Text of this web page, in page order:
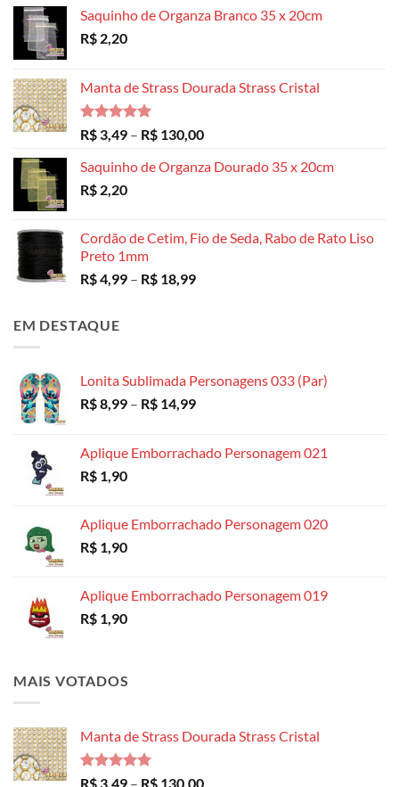
Saquinho de Organza Branco 35 x 20cm
R$ 2,20
Manta de Strass Dourada Strass Cristal
Avaliação
5.00
de 5
R$ 3,49 – R$ 130,00Faixa
preço:
Saquinho de Organza Dourado 35 x 20cm
R$ 2,20
Cordão de Cetim, Fio de Seda, Rabo de Rato Liso
Preto 1mm
R$4,99 – R$ 18,99Faixa
EM DESTAQUE
Lonita Sublimada Personagens 033 (Par)
R$8,99 – R$ 14,99Faixa
R$ 8,99
Aplique Emborrachado Personagem 021
R$ 1,90
Aplique Emborrachado Personagem 020
R$ 1,90
Aplique Emborrachado Personagem 019
R$ 1,90
MAIS VOTADOS
Manta de Strass Dourada Strass Cristal
Avaliação
R$ 3,49 – R$ 130,00Faixa